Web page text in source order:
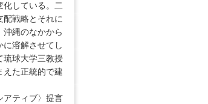
している。二
戦略とそれに
縄のなかから
溶解させてし
琉球大学三教授
えた正統的で建
アティブ〉提言